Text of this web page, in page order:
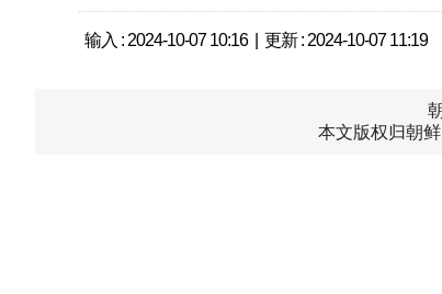
输入 : 2024-10-07 10:16 | 更新 : 2024-10-07 11:19
本文版权归朝